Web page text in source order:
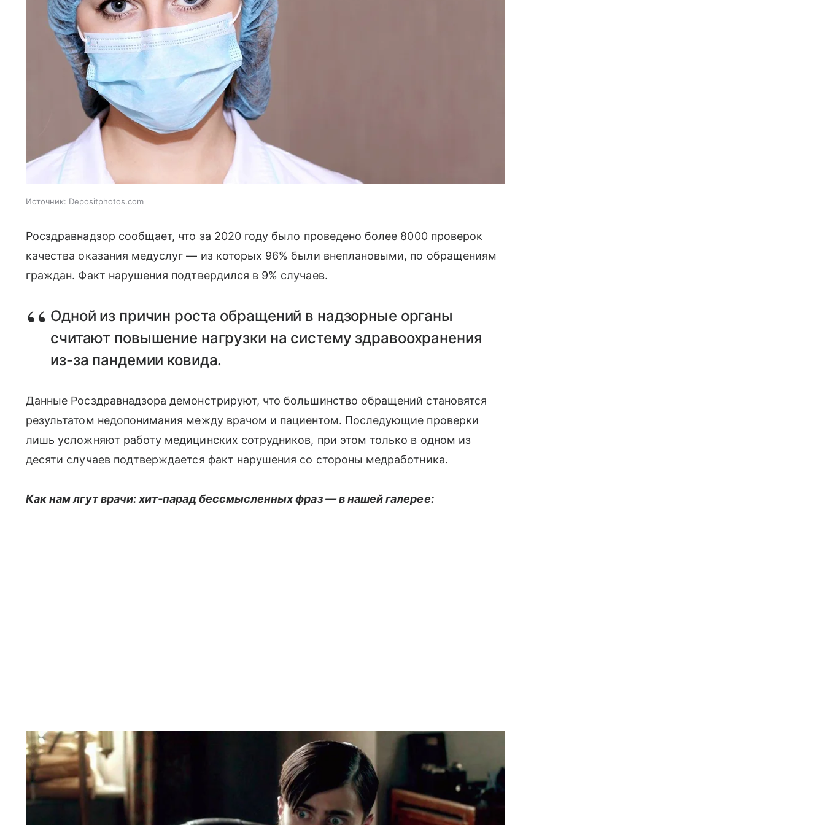
Источник: Depositphotos.com
Росздравнадзор сообщает, что за 2020 году было проведено более 8000 проверок
качества оказания медуслуг — из которых 96% были внеплановыми, по обращениям
граждан. Факт нарушения подтвердился в 9% случаев.
Одной из причин роста обращений в надзорные органы
считают повышение нагрузки на систему здравоохранения
из-за пандемии ковида.
Данные Росздравнадзора демонстрируют, что большинство обращений становятся
результатом недопонимания между врачом и пациентом. Последующие проверки
лишь усложняют работу медицинских сотрудников, при этом только в одном из
десяти случаев подтверждается факт нарушения со стороны медработника.
Как нам лгут врачи: хит-парад бессмысленных фраз — в нашей галерее: